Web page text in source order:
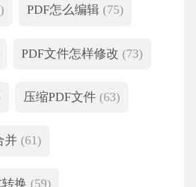
PDF怎么编辑 (75)
PDF文件怎样修改 (73)
压缩PDF文件 (63)
并 (61)
换 (59)